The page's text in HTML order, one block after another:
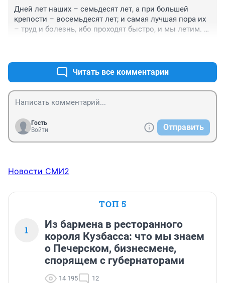
Дней лет наших – семьдесят лет, а при большей
крепости – восемьдесят лет; и самая лучшая пора их
– труд и болезнь, ибо проходят быстро, и мы летим.
Читать все комментарии
Гость
Войти
Отправить
Новости СМИ2
ТОП 5
1
Из бармена в ресторанного
короля Кузбасса: что мы знаем
о Печерском, бизнесмене,
спорящем с губернаторами
14 195 12